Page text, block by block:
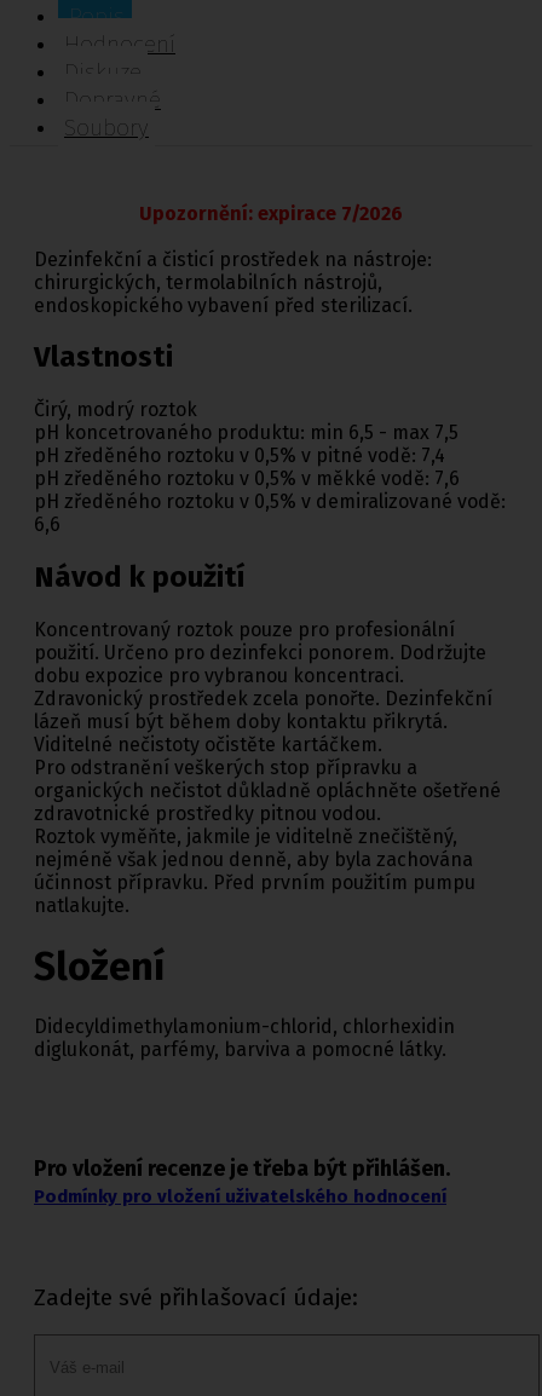
Popis
Hodnocení
Diskuze
Dopravné
Soubory
Upozornění: expirace 7/2026
Dezinfekční a čisticí prostředek na nástroje:
chirurgických, termolabilních nástrojů,
endoskopického vybavení před sterilizací.
Vlastnosti
Čirý, modrý roztok
pH koncetrovaného produktu: min 6,5 - max 7,5
pH zředěného roztoku v 0,5% v pitné vodě: 7,4
pH zředěného roztoku v 0,5% v měkké vodě: 7,6
pH zředěného roztoku v 0,5% v demiralizované vodě:
6,6
Návod k použití
Koncentrovaný roztok pouze pro profesionální
použití. Určeno pro dezinfekci ponorem. Dodržujte
dobu expozice pro vybranou koncentraci.
Zdravonický prostředek zcela ponořte. Dezinfekční
lázeň musí být během doby kontaktu přikrytá.
Viditelné nečistoty očistěte kartáčkem.
Pro odstranění veškerých stop přípravku a
organických nečistot důkladně opláchněte ošetřené
zdravotnické prostředky pitnou vodou.
Roztok vyměňte, jakmile je viditelně znečištěný,
nejméně však jednou denně, aby byla zachována
účinnost přípravku. Před prvním použitím pumpu
natlakujte.
Složení
Didecyldimethylamonium-chlorid, chlorhexidin
diglukonát, parfémy, barviva a pomocné látky.
Pro vložení recenze je třeba být přihlášen.
Podmínky pro vložení uživatelského hodnocení
Zadejte své přihlašovací údaje: